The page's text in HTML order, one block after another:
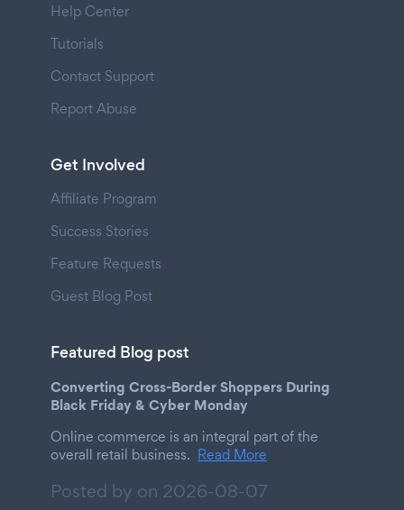
Help Center
Tutorials
Contact Support
Report Abuse
Get Involved
Affiliate Program
Success Stories
Feature Requests
Guest Blog Post
Featured Blog post
Converting Cross-Border Shoppers During
Black Friday & Cyber Monday
Online commerce is an integral part of the
overall retail business. Read More
Posted by on 2026-08-07